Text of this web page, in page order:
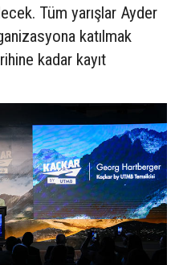
Tüm yarışlar Ayder
katılmak
kadar kayıt